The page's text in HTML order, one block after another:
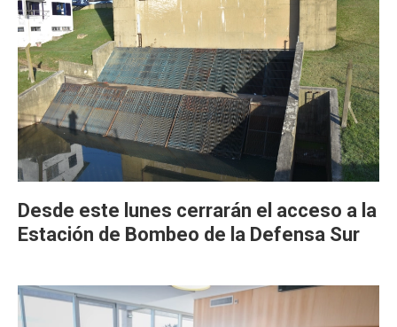
Desde este lunes cerrarán el acceso a la
Estación de Bombeo de la Defensa Sur